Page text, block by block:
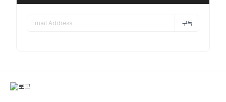
구독